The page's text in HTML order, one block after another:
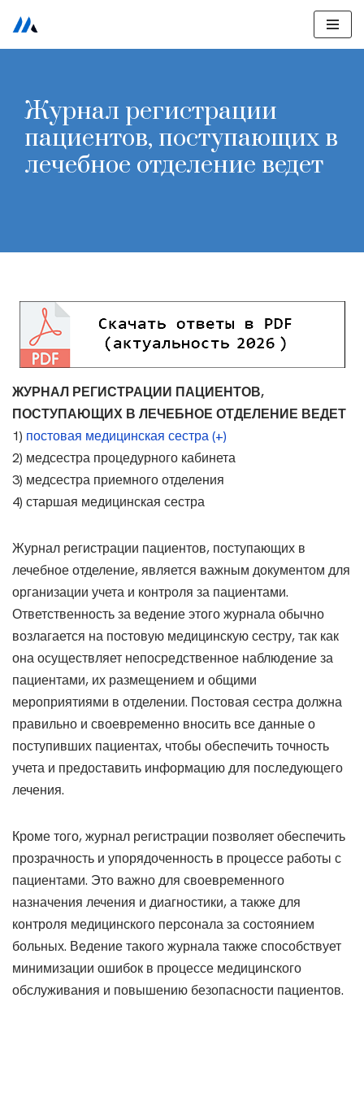
Перейти
Журнал регистрации
пациентов, поступающих в
лечебное отделение ведет
ЖУРНАЛ РЕГИСТРАЦИИ ПАЦИЕНТОВ,
ПОСТУПАЮЩИХ В ЛЕЧЕБНОЕ ОТДЕЛЕНИЕ ВЕДЕТ
1) постовая медицинская сестра (+)
2) медсестра процедурного кабинета
3) медсестра приемного отделения
4) старшая медицинская сестра
Журнал регистрации пациентов, поступающих в
лечебное отделение, является важным документом для
организации учета и контроля за пациентами.
Ответственность за ведение этого журнала обычно
возлагается на постовую медицинскую сестру, так как
она осуществляет непосредственное наблюдение за
пациентами, их размещением и общими
мероприятиями в отделении. Постовая сестра должна
правильно и своевременно вносить все данные о
поступивших пациентах, чтобы обеспечить точность
учета и предоставить информацию для последующего
лечения.
Кроме того, журнал регистрации позволяет обеспечить
прозрачность и упорядоченность в процессе работы с
пациентами. Это важно для своевременного
назначения лечения и диагностики, а также для
контроля медицинского персонала за состоянием
больных. Ведение такого журнала также способствует
минимизации ошибок в процессе медицинского
обслуживания и повышению безопасности пациентов.